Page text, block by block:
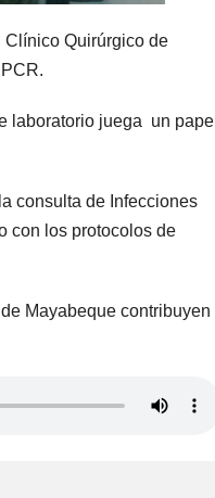
Clínico Quirúrgico de
laboratorio juega un papel
consulta de Infecciones
con los protocolos de
Mayabeque contribuyen